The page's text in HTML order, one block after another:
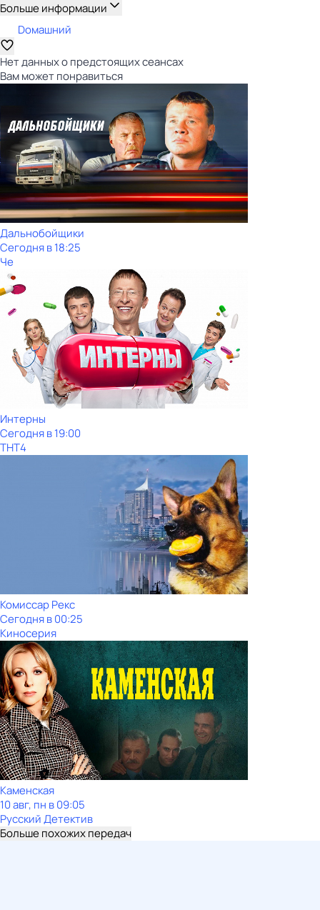
Больше информации
Dомашний
Нет данных о предстоящих сеансах
Вам может понравиться
Дальнобойщики
Сегодня в 18:25
Че
Интерны
Сегодня в 19:00
ТНТ4
Комиссар Рекс
Сегодня в 00:25
Киносерия
Каменская
10 авг, пн в 09:05
Русский Детектив
Больше похожих передач